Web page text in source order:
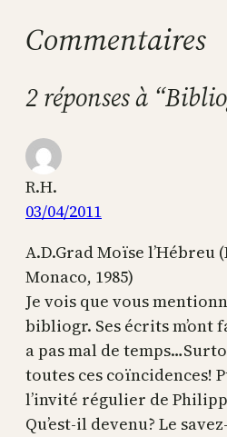
Commentaires
2 réponses à
R.H.
03/04/2011
A.D.Grad Moïse l’Hébreu
Monaco, 1985)
Je vois que vous
bibliogr. Ses écrits m’ont
a pas mal de
toutes ces coïncidences!
l’invité régulier de
Qu’est-il devenu? Le